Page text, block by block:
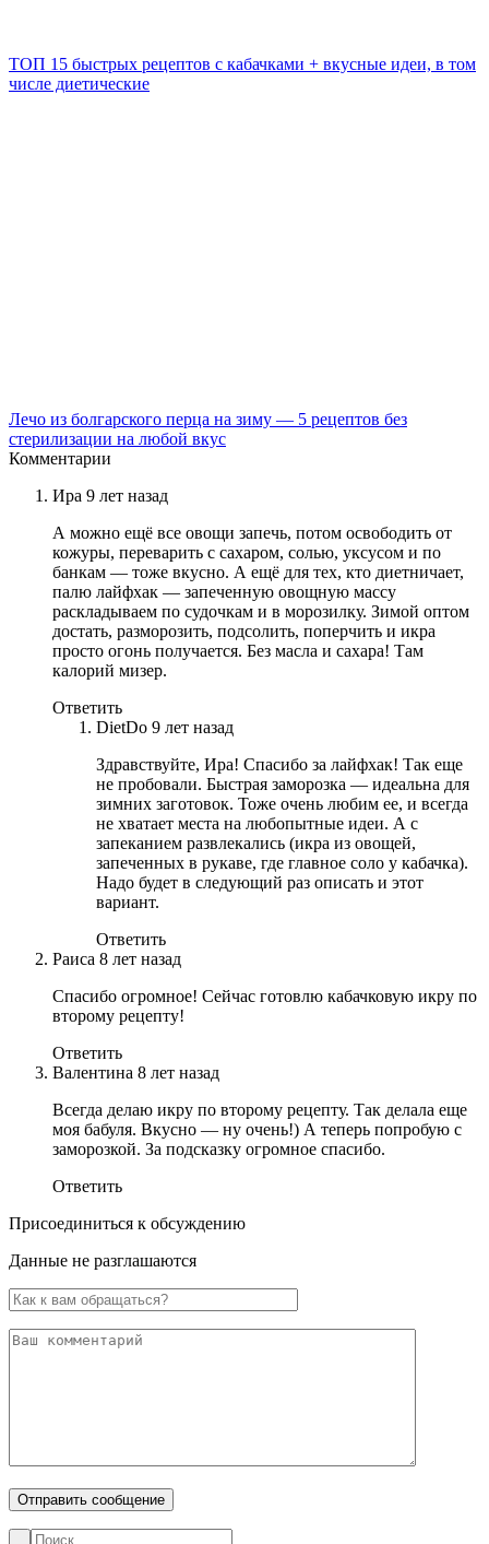
ТОП 15 быстрых рецептов с кабачками + вкусные идеи, в том
числе диетические
Лечо из болгарского перца на зиму — 5 рецептов без
стерилизации на любой вкус
Комментарии
Ира 9 лет назад
А можно ещё все овощи запечь, потом освободить от
кожуры, переварить с сахаром, солью, уксусом и по
банкам — тоже вкусно. А ещё для тех, кто диетничает,
палю лайфхак — запеченную овощную массу
раскладываем по судочкам и в морозилку. Зимой оптом
достать, разморозить, подсолить, поперчить и икра
просто огонь получается. Без масла и сахара! Там
калорий мизер.
Ответить
DietDo 9 лет назад
Здравствуйте, Ира! Спасибо за лайфхак! Так еще
не пробовали. Быстрая заморозка — идеальна для
зимних заготовок. Тоже очень любим ее, и всегда
не хватает места на любопытные идеи. А с
запеканием развлекались (икра из овощей,
запеченных в рукаве, где главное соло у кабачка).
Надо будет в следующий раз описать и этот
вариант.
Ответить
Раиса 8 лет назад
Спасибо огромное! Сейчас готовлю кабачковую икру по
второму рецепту!
Ответить
Валентина 8 лет назад
Всегда делаю икру по второму рецепту. Так делала еще
моя бабуля. Вкусно — ну очень!) А теперь попробую с
заморозкой. За подсказку огромное спасибо.
Ответить
Присоединиться к обсуждению
Данные не разглашаются